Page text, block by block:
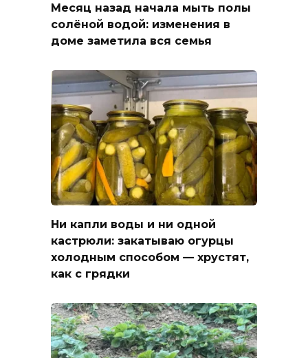
Месяц назад начала мыть полы
солёной водой: изменения в
доме заметила вся семья
Ни капли воды и ни одной
кастрюли: закатываю огурцы
холодным способом — хрустят,
как с грядки